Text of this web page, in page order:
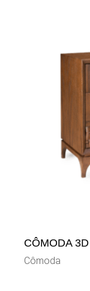
CÔMODA 3D
Cômoda